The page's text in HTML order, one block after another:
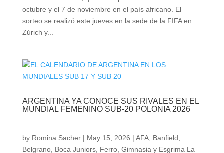
octubre y el 7 de noviembre en el país africano. El
sorteo se realizó este jueves en la sede de la FIFA en
Zúrich y...
ARGENTINA YA CONOCE SUS RIVALES EN EL
MUNDIAL FEMENINO SUB-20 POLONIA 2026
by Romina Sacher| May 15, 2026 | AFA, Banfield
Belgrano, Boca Juniors, Ferro, Gimnasia y Esgrima La